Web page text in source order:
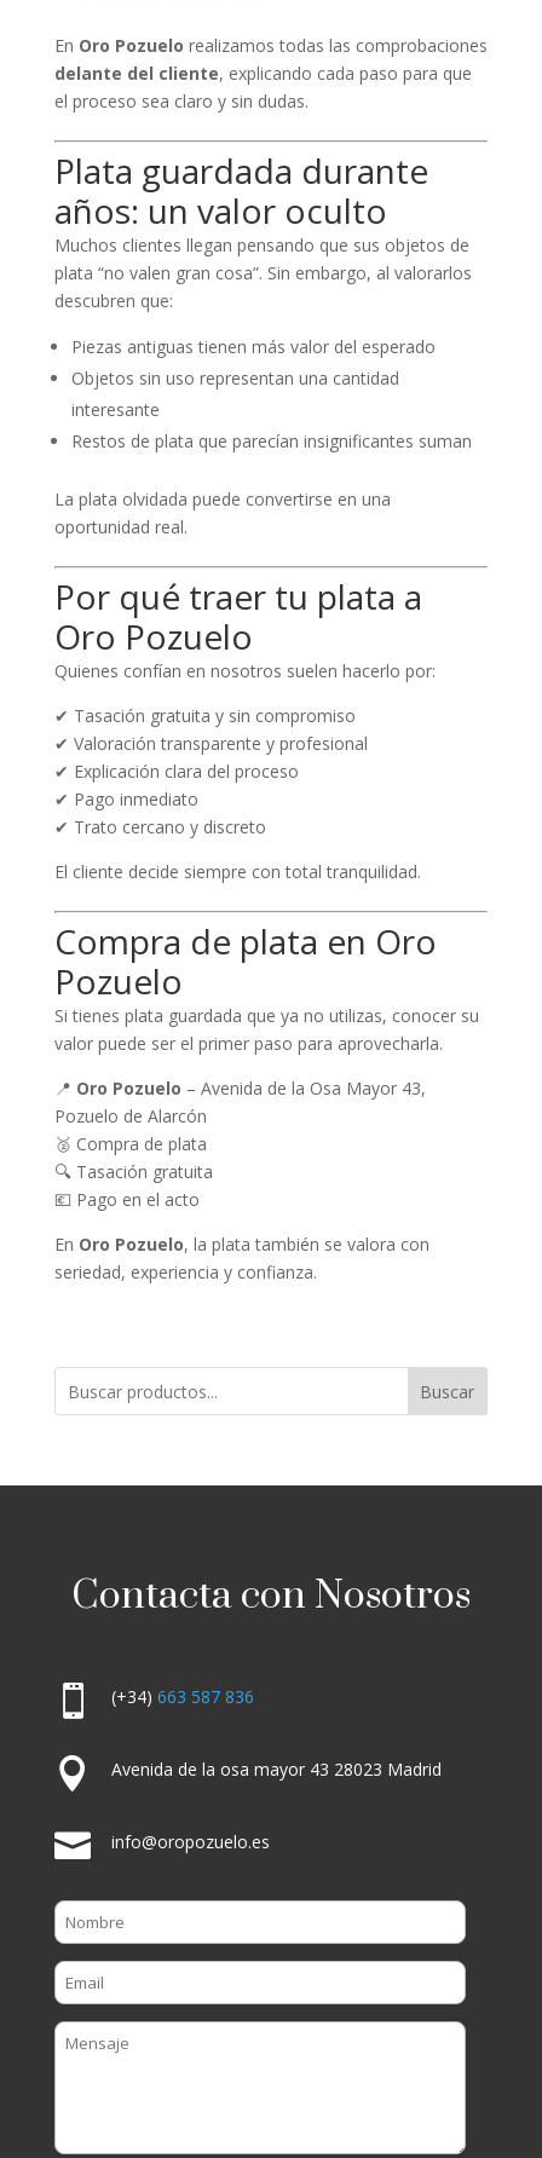
En Oro Pozuelo realizamos todas las comprobaciones
delante del cliente, explicando cada paso para que
el proceso sea claro y sin dudas.
Plata guardada durante
años: un valor oculto
Muchos clientes llegan pensando que sus objetos de
plata “no valen gran cosa”. Sin embargo, al valorarlos
descubren que:
Piezas antiguas tienen más valor del esperado
Objetos sin uso representan una cantidad
interesante
Restos de plata que parecían insignificantes suman
La plata olvidada puede convertirse en una
oportunidad real.
Por qué traer tu plata a
Oro Pozuelo
Quienes confían en nosotros suelen hacerlo por:
✔ Tasación gratuita y sin compromiso
✔ Valoración transparente y profesional
✔ Explicación clara del proceso
✔ Pago inmediato
✔ Trato cercano y discreto
El cliente decide siempre con total tranquilidad.
Compra de plata en Oro
Pozuelo
Si tienes plata guardada que ya no utilizas, conocer su
valor puede ser el primer paso para aprovecharla.
📍 Oro Pozuelo – Avenida de la Osa Mayor 43,
Pozuelo de Alarcón
🥈 Compra de plata
🔍 Tasación gratuita
💶 Pago en el acto
En Oro Pozuelo, la plata también se valora con
seriedad, experiencia y confianza.
Buscar
Contacta con Nosotros
 (+34) 663 587 836
 Avenida de la osa mayor 43 28023 Madrid
 info@oropozuelo.es